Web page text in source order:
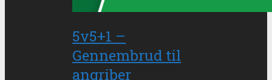
5v5+1 –
Gennembrud til
angriber